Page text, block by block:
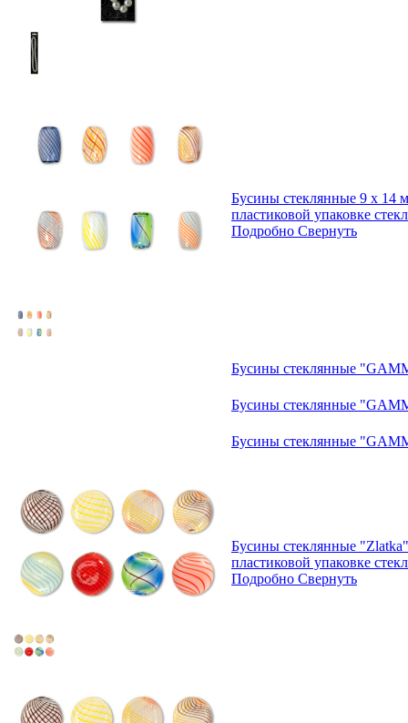
Бусины стеклянные 9 х 14
пластиковой упаковке
Подробно Свернуть
Бусины стеклянные
Бусины стеклянные
Бусины стеклянные
Бусины стеклянные
пластиковой упаковке
Подробно Свернуть